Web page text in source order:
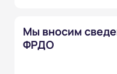
Мы вносим
ФРДО